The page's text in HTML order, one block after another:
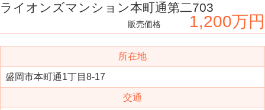
ライオンズマンション本町通第二703
販売価格 1,200万円
所在地
盛岡市本町通1丁目8-17
交通